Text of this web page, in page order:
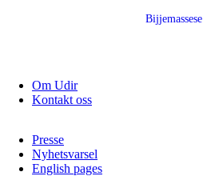
Bijjemassese
Om Udir
Kontakt oss
Presse
Nyhetsvarsel
English pages